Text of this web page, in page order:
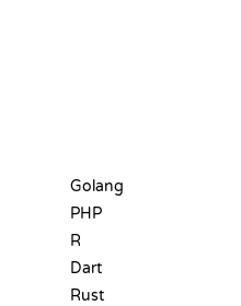
Golang
PHP
R
Dart
Rust